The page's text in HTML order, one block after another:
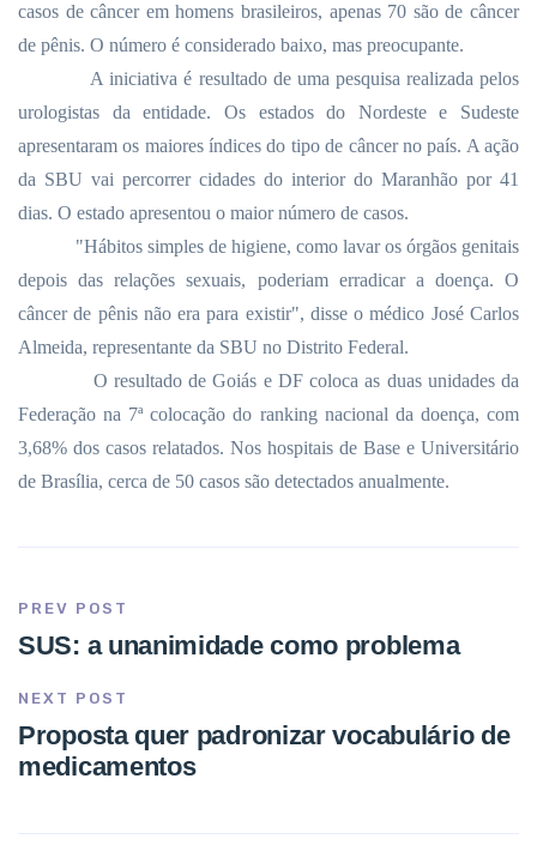
casos de câncer em homens brasileiros, apenas 70 são de câncer
de pênis. O número é considerado baixo, mas preocupante.
A iniciativa é resultado de uma pesquisa realizada pelos
urologistas da entidade. Os estados do Nordeste e Sudeste
apresentaram os maiores índices do tipo de câncer no país. A ação
da SBU vai percorrer cidades do interior do Maranhão por 41
dias. O estado apresentou o maior número de casos.
"Hábitos simples de higiene, como lavar os órgãos genitais
depois das relações sexuais, poderiam erradicar a doença. O
câncer de pênis não era para existir", disse o médico José Carlos
Almeida, representante da SBU no Distrito Federal.
O resultado de Goiás e DF coloca as duas unidades da
Federação na 7ª colocação do ranking nacional da doença, com
3,68% dos casos relatados. Nos hospitais de Base e Universitário
de Brasília, cerca de 50 casos são detectados anualmente.
PREV POST
SUS: a unanimidade como problema
NEXT POST
Proposta quer padronizar vocabulário de
medicamentos